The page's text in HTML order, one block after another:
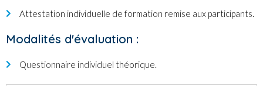
Attestation individuelle de formation remise aux participants.
Modalités d'évaluation :
Questionnaire individuel théorique.